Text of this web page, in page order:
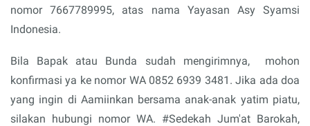
nomor 7667789995, atas nama Yayasan Asy Syamsi
Indonesia.
Bila Bapak atau Bunda sudah mengirimnya,
mohon
konfirmasi ya kenomor WA 0852 6939 3481. Jika ada doa
yang ingin di Aamiinkan bersama anak-anak yatim piatu,
silakan hubungi nomor WA. #Sedekah Jum'at Barokah,